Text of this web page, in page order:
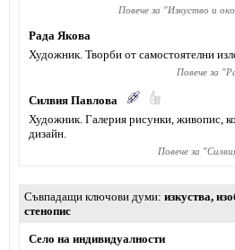
Повече за "Изкуство и
Рада Якова
Художник. Творби от самостоятелни
Повече за "
Силвия Павлова
Художник. Галерия рисунки, живопис,
дизайн.
Повече за "
Съвпадащи ключови думи изкуства,
стенопис
Село на индивидуалности